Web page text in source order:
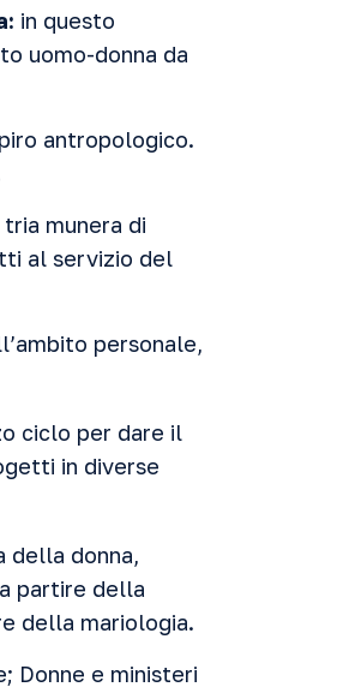
in questo
uomo-donna da
antropologico.
munera di
al servizio del
personale,
ciclo per dare il
in diverse
della donna,
partire della
della mariologia.
Donne e ministeri